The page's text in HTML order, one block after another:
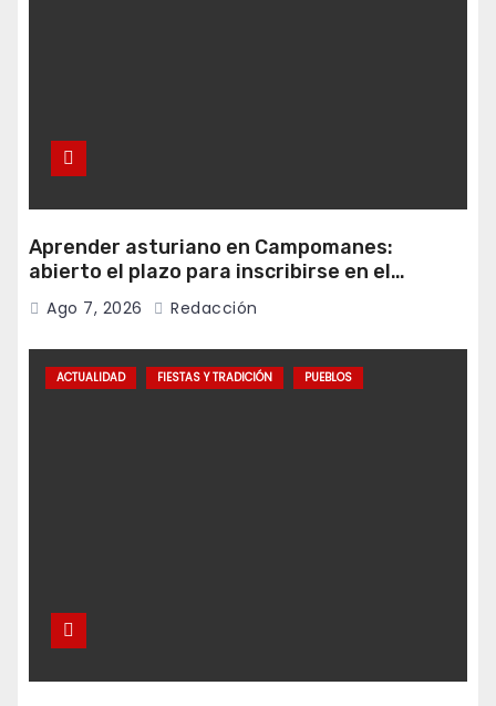
Aprender asturiano en Campomanes:
abierto el plazo para inscribirse en el
programa Falamos
Ago 7, 2026 Redacción
ACTUALIDAD FIESTAS Y TRADICIÓN PUEBLOS